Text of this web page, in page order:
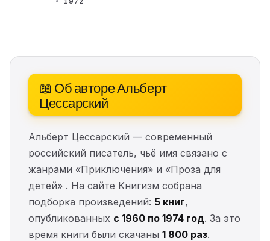
📖 Об авторе Альберт
Цессарский
Альберт Цессарский — современный
российский писатель, чьё имя связано с
жанрами «Приключения» и «Проза для
детей» . На сайте Книгизм собрана
подборка произведений: 5 книг,
опубликованных с 1960 по 1974 год. За это
время книги были скачаны 1 800 раз.